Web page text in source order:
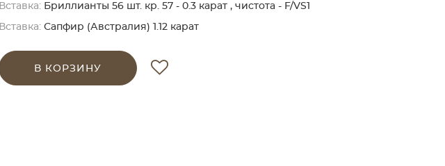
Вставка: Бриллианты 56 шт. кр. 57 - 0.3 карат , чистота - F/VS1
Вставка: Сапфир (Австралия) 1.12 карат
В КОРЗИНУ